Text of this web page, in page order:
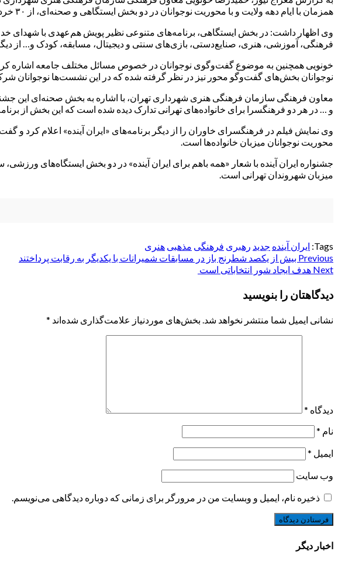
همزمان با ایام دهه ولایت و با محوریت نوجوانان در دو بخش ایستگاهی و صحنه‌ای، از ۳۰ خرداد تا ۴ تیر ماه در دو فرهنگسرای خاوران و رازی برگزار می‌شود.
وی اظهار داشت: در بخش ایستگاهی، برنامه‌های متنوعی نظیر پویش هم‌عهدی با شهدای
فرهنگی، آموزشی، هنری، صنایع‌دستی، بازی‌های سنتی و دیجیتال، مسابقه، کودک و… از
خونویی همچنین به موضوع گفت‌وگوی نوجوانان در خصوص مسائل مختلف جامعه اشاره
نوجوانان بخش‌های گفت‌وگو محور نیز در نظر گرفته شده که در این نشست‌ها نوجوانان
و … در هر دو فرهنگسرا برای خانواده‌های تهرانی تدارک دیده شده است که این بخش از
محوریت نوجوانان میزبان خانواده‌ها است.
میزبان شهروندان تهرانی است.
Tags: ایران آینده جدید رهبری فرهنگی مذهبی هنری
Post
navigation
Previous بیش از یکصد شطرنج باز در مسابقات شمیرانات با یکدیگر به رقابت پرداختند
Next هدف ایجاد شور انتخاباتی است
دیدگاهتان را بنویسید
نشانی ایمیل شما منتشر نخواهد شد. بخش‌های موردنیاز علامت‌گذاری شده‌اند *
دیدگاه *
نام *
ایمیل *
وب‌ سایت
ذخیره نام، ایمیل و وبسایت من در مرورگر برای زمانی که دوباره دیدگاهی می‌نویسم.
اخبار دیگر